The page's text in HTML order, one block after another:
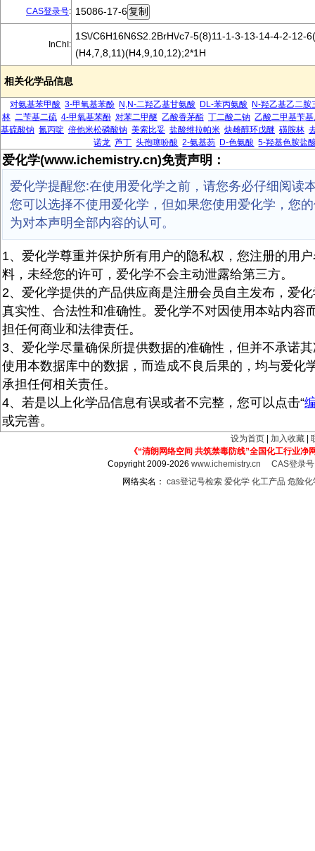
CAS登录号: 15086-17-6
InChI:
1S\/C6H16N6S2.2BrH\/c7-5(8)11-1-3-13-14-4-2-12-
(H4,7,8,11)(H4,9,10,12);2*1H
相关化学品信息
对氨基苯甲酸 3-甲氧基苯酚 N,N-二羟乙基甘氨酸 DL-苯丙氨酸
N-羟乙基乙二胺
林 二苄基二硫 4-甲氧基苯酚 对苯二甲醚 乙酸香茅酯 丁二酸二钠 乙酸二甲基苄
基硫酸钠 氮丙啶 倍他米松磷酸钠 美索比妥 盐酸维拉帕米 炔雌醇环戊醚 磺胺林
诺龙 芦丁 头孢噻吩酸 2-氨基芴 D-色氨酸 5-羟基色胺盐
爱化学(www.ichemistry.cn)免责声明：
爱化学提醒您:在使用爱化学之前，请您务必仔细阅读
您可以选择不使用爱化学，但如果您使用爱化学，您
为对本声明全部内容的认可。
1、爱化学尊重并保护所有用户的隐私权，您注册的用
料，未经您的许可，爱化学不会主动泄露给第三方。
2、爱化学提供的产品供应商是注册会员自主发布，爱
真实性、合法性和准确性。爱化学不对因使用本站内容
担任何商业和法律责任。
3、爱化学尽量确保所提供数据的准确性，但并不承诺
使用本数据库中的数据，而造成不良后果的，均与爱化
承担任何相关责任。
4、若是以上化学品信息有误或者不完整，您可以点击“
或完善。
设为首页 加入收藏
《“清朗网络空间 共筑禁毒防线”全国化工行业净
Copyright 2009-2026www.ichemistry.cn
CAS登录
网络实名： cas登记号检索 爱化学 化工产品 危险化